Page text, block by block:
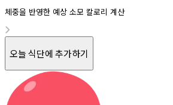
체중을 반영한 예상 소모 칼로리 계산
오늘 식단에 추가하기